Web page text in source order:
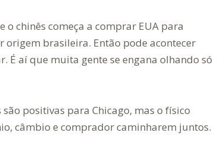
o chinês começa a comprar EUA para
brasileira. Então pode acontecer
É aí que muita gente se engana olhando só
positivas para Chicago, mas o físico
câmbio e comprador caminharem juntos.